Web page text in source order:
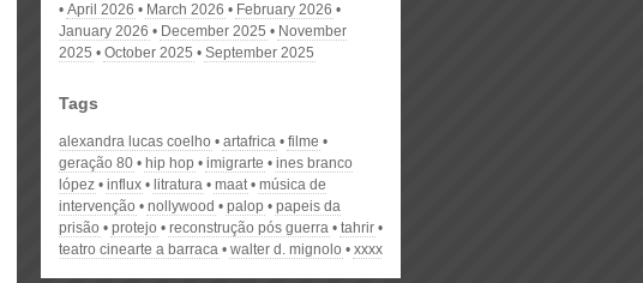
April 2026
March 2026
February 2026
January 2026
December 2025
November
2025
October 2025 September 2025
Tags
alexandra lucas coelho artafrica
filme
geração 80
hip hop imigrarte
ines branco
lópez
influx litratura maat
música de
intervenção
nollywood palop
papeis da
prisão
protejo reconstrução pós guerra
tahrir
teatro cinearte a barraca
walter d. mignolo xxxx